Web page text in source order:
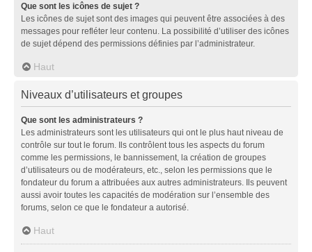
Que sont les icônes de sujet ?
Les icônes de sujet sont des images qui peuvent être associées à des
messages pour refléter leur contenu. La possibilité d’utiliser des icônes
de sujet dépend des permissions définies par l’administrateur.
Haut
Niveaux d’utilisateurs et groupes
Que sont les administrateurs ?
Les administrateurs sont les utilisateurs qui ont le plus haut niveau de
contrôle sur tout le forum. Ils contrôlent tous les aspects du forum
comme les permissions, le bannissement, la création de groupes
d’utilisateurs ou de modérateurs, etc., selon les permissions que le
fondateur du forum a attribuées aux autres administrateurs. Ils peuvent
aussi avoir toutes les capacités de modération sur l’ensemble des
forums, selon ce que le fondateur a autorisé.
Haut